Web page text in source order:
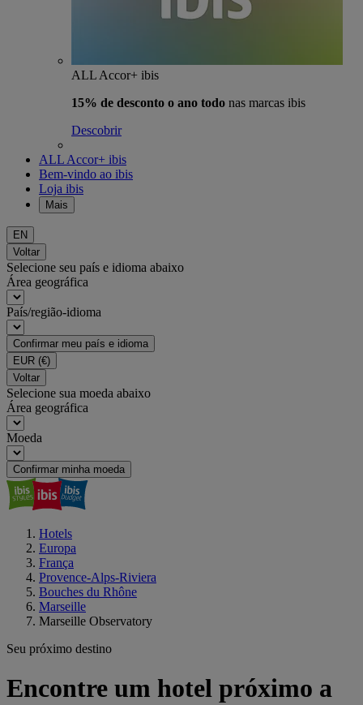
ALL Accor+ ibis
15% de desconto o ano todo nas marcas ibis
Descobrir
ALL Accor+ ibis
Bem-vindo ao ibis
Loja ibis
Mais
EN
Voltar
Selecione seu país e idioma abaixo
Área geográfica
País/região-idioma
Confirmar meu país e idioma
EUR (€)
Voltar
Selecione sua moeda abaixo
Área geográfica
Moeda
Confirmar minha moeda
Hotels
Europa
França
Provence-Alps-Riviera
Bouches du Rhône
Marseille
Marseille Observatory
Seu próximo destino
Encontre um hotel próximo a